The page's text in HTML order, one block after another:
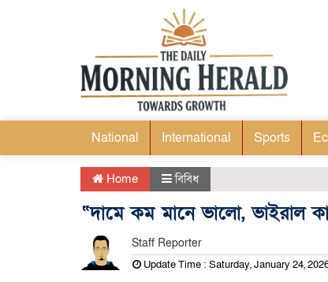
National International Sports
Home বিবিধ
“দামে কম মানে ভালো, ভাইরাল
Staff Reporter
Update Time : Saturday, January 24,